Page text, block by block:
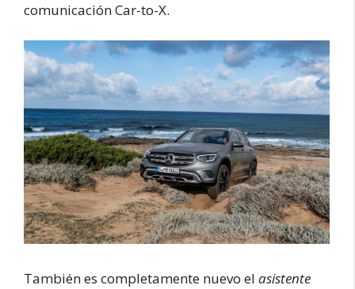
comunicación Car-to-X.
También es completamente nuevo el asistente